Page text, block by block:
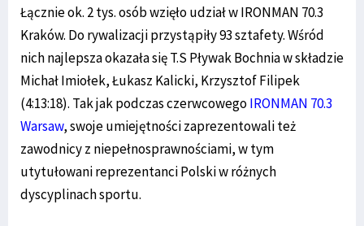
Łącznie ok. 2 tys. osób wzięło udział w IRONMAN 70.3
Kraków. Do rywalizacji przystąpiły 93 sztafety. Wśród
nich najlepsza okazała się T.S Pływak Bochnia w składzie
Michał Imiołek, Łukasz Kalicki, Krzysztof Filipek
(4:13:18). Tak jak podczas czerwcowegoIRONMAN 70.3
Warsaw, swoje umiejętności zaprezentowali też
zawodnicy z niepełnosprawnościami, w tym
utytułowani reprezentanci Polski w różnych
dyscyplinach sportu.